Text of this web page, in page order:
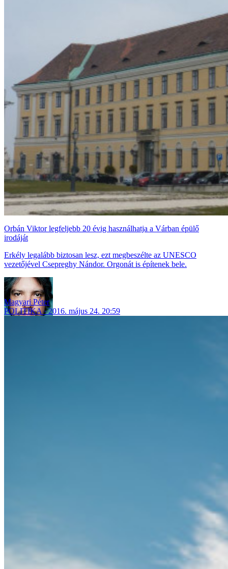
Orbán Viktor legfeljebb 20 évig használhatja a Várban épülő
irodáját
Erkély legalább biztosan lesz, ezt megbeszélte az UNESCO
vezetőjével Csepreghy Nándor. Orgonát is építenek bele.
Magyari Péter
POLITIKA
2016. május 24. 20:59